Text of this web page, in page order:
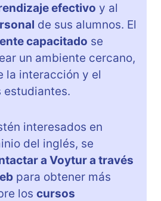
efectivo y al
de sus alumnos. El
capacitado se
un ambiente cercano,
la interacción y el
estudiantes.
interesados en
del inglés, se
a Voytur a través
para obtener más
los cursos